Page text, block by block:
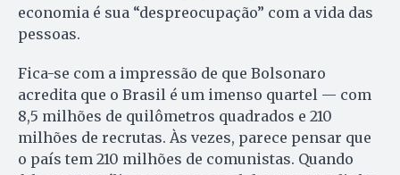
economia é sua “despreocupação” com a vida das
pessoas.
Fica-se com a impressão de que Bolsonaro
acredita que o Brasil é um imenso quartel — com
8,5 milhões de quilômetros quadrados e 210
milhões de recrutas. Às vezes, parece pensar que
o país tem 210 milhões de comunistas. Quando